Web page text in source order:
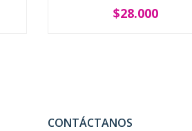
+
$28.000
CONTÁCTANOS